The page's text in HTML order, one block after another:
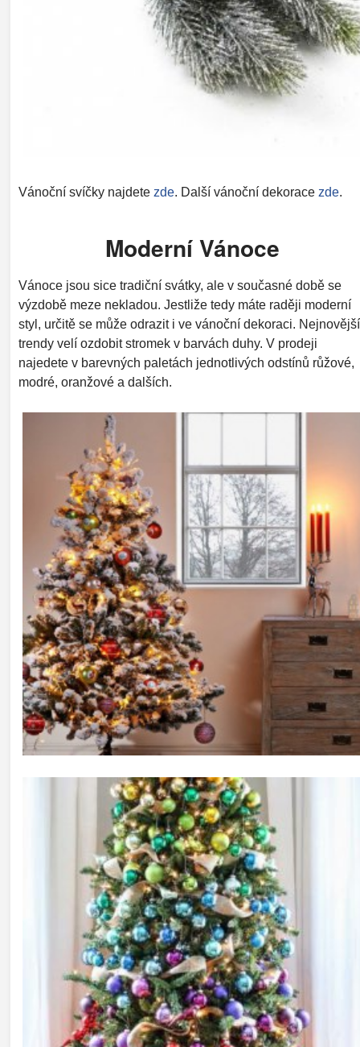
Vánoční svíčky najdete zde. Další vánoční dekorace zde.
Moderní Vánoce
Vánoce jsou sice tradiční svátky, ale v současné době se
výzdobě meze nekladou. Jestliže tedy máte raději moderní
styl, určitě se může odrazit i ve vánoční dekoraci. Nejnovější
trendy velí ozdobit stromek v barvách duhy. V prodeji
najedete v barevných paletách jednotlivých odstínů růžové,
modré, oranžové a dalších.